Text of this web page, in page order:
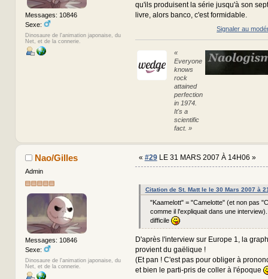
Messages: 10846
Sexe:
Dinosaure de l'animation japonaise, du
Net, et de la connerie.
qu'ils produisent la série jusqu'à son
livre, alors banco, c'est formidable.
Signaler au
«
Everyone
knows
rock
attained
perfection
in 1974.
It's a
scientific
fact. »
Nao/Gilles
Admin
Messages: 10846
Sexe:
Dinosaure de l'animation japonaise, du
Net, et de la connerie.
« #29LE 31 MARS 2007 À 14H06 »
Citation de St. Matt le le 30 Mars 2007 à
"Kaamelott" = "Camelotte" (et non pas
comme il l'expliquait dans une
difficile
D'après l'interview sur Europe 1, la
provient du gaëlique !
(Et pan ! C'est pas pour obliger à
et bien le parti-pris de coller à l'époque